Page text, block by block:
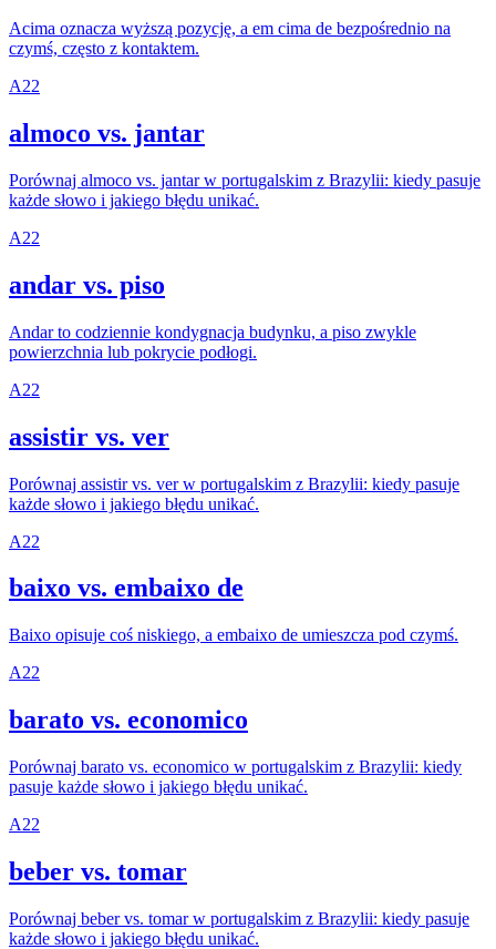
Acima oznacza wyższą pozycję, a em cima de bezpośrednio na
czymś, często z kontaktem.
A22
almoco vs. jantar
Porównaj almoco vs. jantar w portugalskim z Brazylii: kiedy pasuje
każde słowo i jakiego błędu unikać.
A22
andar vs. piso
Andar to codziennie kondygnacja budynku, a piso zwykle
powierzchnia lub pokrycie podłogi.
A22
assistir vs. ver
Porównaj assistir vs. ver w portugalskim z Brazylii: kiedy pasuje
każde słowo i jakiego błędu unikać.
A22
baixo vs. embaixo de
Baixo opisuje coś niskiego, a embaixo de umieszcza pod czymś.
A22
barato vs. economico
Porównaj barato vs. economico w portugalskim z Brazylii: kiedy
pasuje każde słowo i jakiego błędu unikać.
A22
beber vs. tomar
Porównaj beber vs. tomar w portugalskim z Brazylii: kiedy pasuje
każde słowo i jakiego błędu unikać.